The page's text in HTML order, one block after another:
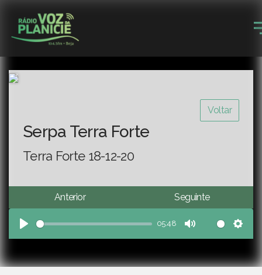
Voltar
Serpa Terra Forte
Terra Forte 18-12-20
Anterior Seguinte
Play
05:48
Mute